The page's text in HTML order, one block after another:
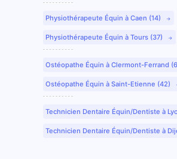
Physiothérapeute Équin à Caen (14)
Physiothérapeute Équin à Tours (37)
Ostéopathe Équin à Clermont-Ferrand
Ostéopathe Équin à Saint-Etienne (42)
Technicien Dentaire Équin/Dentiste à
Technicien Dentaire Équin/Dentiste à